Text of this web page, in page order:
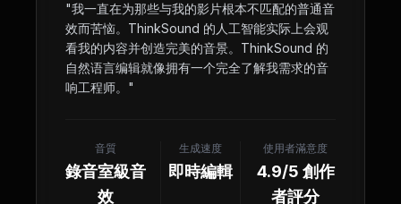
"我一直在为那些与我的影片根本不匹配的普通音
效而苦恼。ThinkSound 的人工智能实际上会观
看我的内容并创造完美的音景。ThinkSound 的
自然语言编辑就像拥有一个完全了解我需求的音
响工程师。 "
音質
錄音室級音
效
生成速度
即時編輯
使用者滿意度
4.9/5 創作
者評分